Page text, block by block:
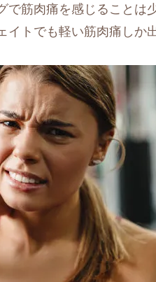
で筋肉痛を感じることは
イトでも軽い筋肉痛しか